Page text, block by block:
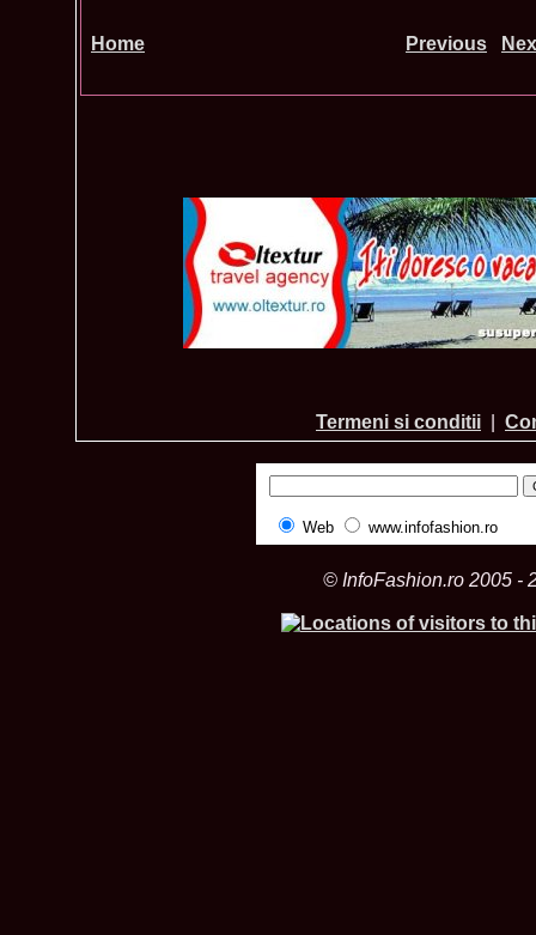
Home Previous
Termeni si conditii
Web www.infofashion.ro
© InfoFashion.ro 2005 -